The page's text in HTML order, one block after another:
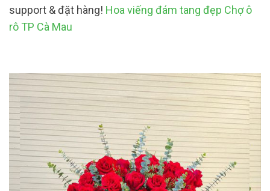
support & đặt hàng! Hoa viếng đám tang đẹp Chợ ô
rô TP Cà Mau